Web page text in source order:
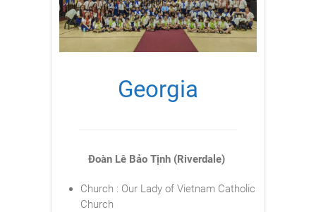
Georgia
Đoàn Lê Bảo Tịnh (Riverdale)
Church : Our Lady of Vietnam Catholic
Church